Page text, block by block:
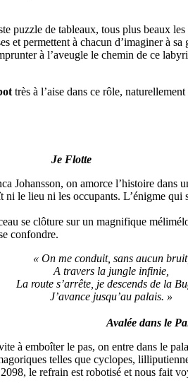
puzzle de tableaux, tous plus beaux
permettent à chacun d’imaginer à
à l’aveugle le chemin de ce
très à l’aise dans ce rôle,
Je Flotte
Johansson, on amorce l’histoire
le lieu ni les occupants. L’énigme
se clôture sur un magnifique
confondre.
« On me conduit, sans aucun bruit,
A travers la jungle infinie,
La route s’arrête, je descends de la
J’avance jusqu’au palais. »
Avalée dans le
à emboîter le pas, on entre dans le
telles que cyclopes,
le refrain est robotisé et nous fait